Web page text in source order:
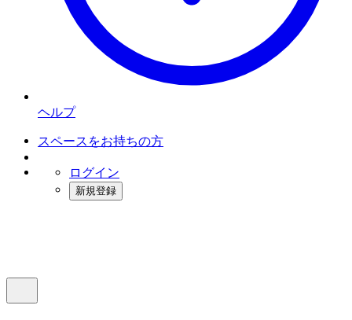
ヘルプ
スペースをお持ちの方
ログイン
新規登録